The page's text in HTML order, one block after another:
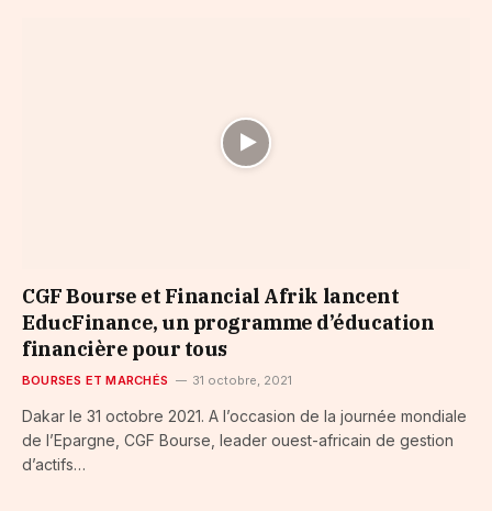
CGF Bourse et Financial Afrik lancent
EducFinance, un programme d’éducation
financière pour tous
BOURSES ET MARCHÉS 31 octobre, 2021
Dakar le 31 octobre 2021. A l’occasion de la journée mondiale
de l’Epargne, CGF Bourse, leader ouest-africain de gestion
d’actifs…